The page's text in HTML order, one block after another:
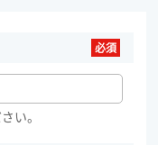
い。